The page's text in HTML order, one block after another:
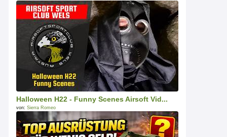
Halloween H22 - Funny Scenes Airsoft Vid...
von: Sierra Romeo